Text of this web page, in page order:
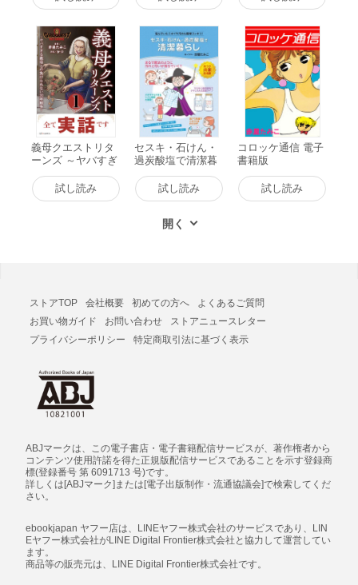
義母クエストリタ
ーンズ ～ヤバすぎ
る義母との負けら
れない30年戦争～
1 電子書籍版
試し読み
セスキ・石けん・
過炭酸塩で清潔暮
らし 電子書籍版
試し読み
コロッケ通信 電子
書籍版
試し読み
ストアTOP 会社概要 初めての方へ
よくあるご質問
お買い物ガイド
お問い合わせ
ストアニュースレター
プライバシーポリシー
特定商取引法に基づく表示
ABJマークは、この電子書店・電子書籍配信サービスが、著作権者から
コンテンツ使用許諾を得た正規版配信サービスであることを示す登録商
標(登録番号 第 6091713 号)です。
詳しくは[ABJマーク]または[電子出版制作・流通協議会]で検索してくだ
さい。
ebookjapan ヤフー店は、LINEヤフー株式会社のサービスであり、LIN
Eヤフー株式会社がLINE Digital Frontier株式会社と協力して運営してい
ます。
商品等の販売元は、LINE Digital Frontier株式会社です。